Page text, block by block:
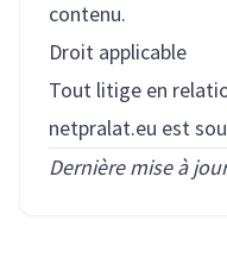
contenu.
Droit applicable
Tout litige en
netpralat.eu est
Dernière mise à